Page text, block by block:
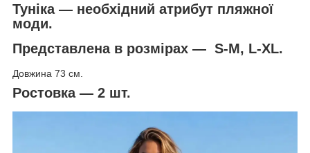
Туніка — необхідний атрибут пляжної
моди.
Представлена в розмірах — S-M, L-XL.
Довжина 73 см.
Ростовка — 2 шт.